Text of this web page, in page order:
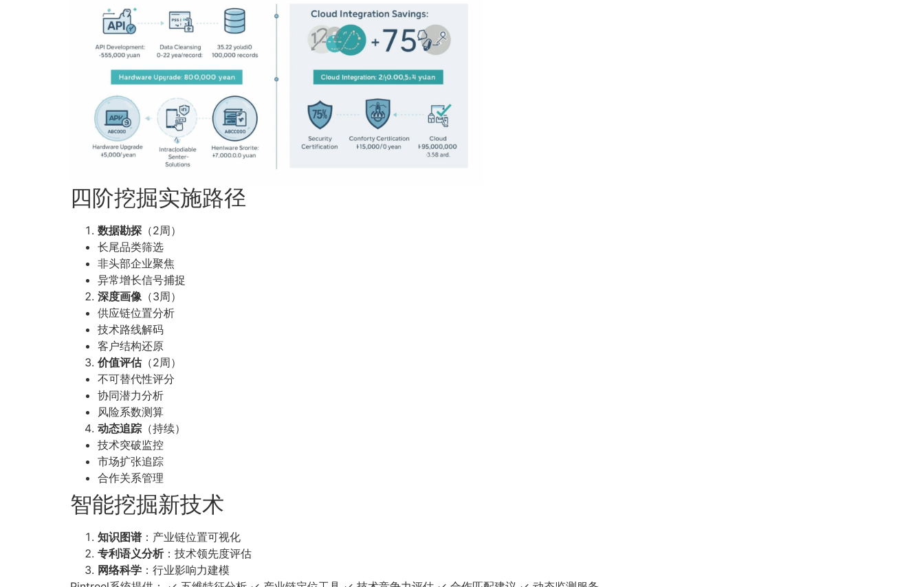
四阶挖掘实施路径
数据勘探 （2周）
长尾品类筛选
非头部企业聚焦
异常增长信号捕捉
深度画像（3周）
供应链位置分析
技术路线解码
客户结构还原
价值评估（2周）
不可替代性评分
协同潜力分析
风险系数测算
动态追踪 （持续）
技术突破监控
市场扩张追踪
合作关系管理
智能挖掘新技术
知识图谱：产业链位置可视化
专利语义分析：技术领先度评估
网络科学 ：行业影响力建模